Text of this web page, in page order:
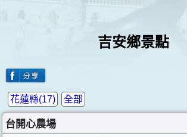
吉安鄉景點
全部
花蓮縣(17)
台開心農場